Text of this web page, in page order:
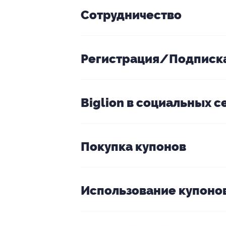
Сотрудничество
«Для вашего
Регистрация/
зарегистрируйтесь
Biglion в социальных
Покупка купонов
Использование